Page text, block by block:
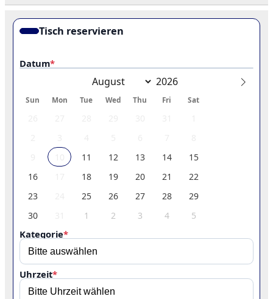
Tisch reservieren
Datum*
Sun Mon Tue Wed Thu Fri Sat
11 12 13 14
15
16
18 19 20 21
22
23
25 26 27 28
29
30
1 2 3 4 5
Kategorie*
Uhrzeit*